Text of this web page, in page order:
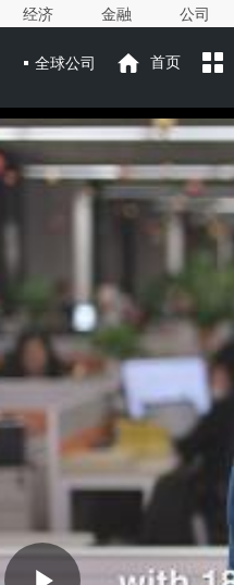
经济 金融 公司
全球公司 首页